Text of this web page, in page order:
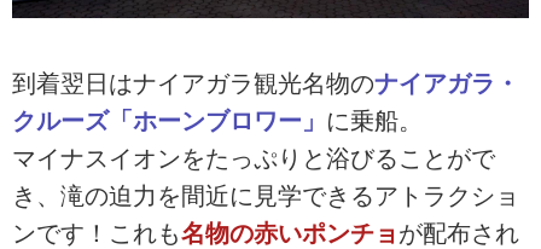
到着翌日はナイアガラ観光名物のナイアガラ・
クルーズ「ホーンブロワー」 に乗船。
マイナスイオンをたっぷりと浴びることがで
き、滝の迫力を間近に見学できるアトラクショ
ンです！これも名物の赤いポンチョ が配布され